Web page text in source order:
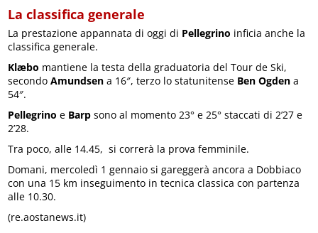
La classifica generale
La prestazione appannata di oggi di Pellegrino inficia anche la
classifica generale.
Klæbo mantiene la testa della graduatoria del Tour de Ski,
secondo Amundsen a 16″, terzo lo statunitense Ben Ogden a
54″.
Pellegrino e Barp sono al momento 23° e 25° staccati di 2’27 e
2’28.
Tra poco, alle 14.45, si correrà la prova femminile.
Domani, mercoledì 1 gennaio si gareggerà ancora a Dobbiaco
con una 15 km inseguimento in tecnica classica con partenza
alle 10.30.
(re.aostanews.it)